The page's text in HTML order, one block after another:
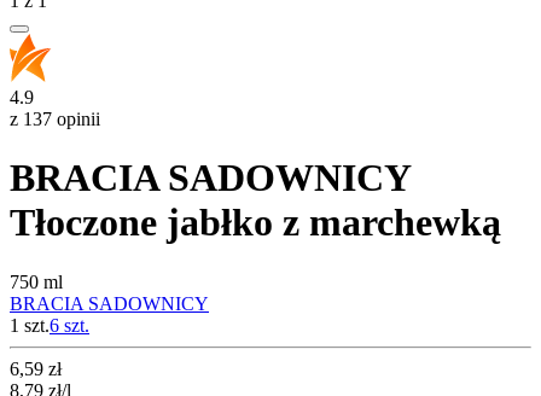
4.9
z 137 opinii
BRACIA SADOWNICY
Tłoczone jabłko z marchewką
750 ml
BRACIA SADOWNICY
1 szt.6 szt.
Cena
6,59 zł
8,79 zł/l